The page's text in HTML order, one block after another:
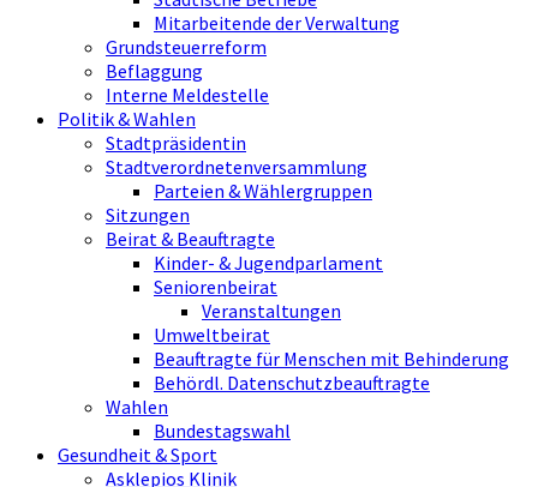
Mitarbeitende der Verwaltung
Grundsteuerreform
Beflaggung
Interne Meldestelle
Politik & Wahlen
Stadtpräsidentin
Stadtverordnetenversammlung
Parteien & Wählergruppen
Sitzungen
Beirat & Beauftragte
Kinder- & Jugendparlament
Seniorenbeirat
Veranstaltungen
Umweltbeirat
Beauftragte für Menschen mit Behinderung
Behördl. Datenschutzbeauftragte
Wahlen
Bundestagswahl
Gesundheit & Sport
Asklepios Klinik